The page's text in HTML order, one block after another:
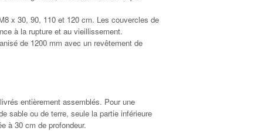
x 30, 90, 110 et 120 cm. Les couvercles de
à la rupture et au vieillissement.
de 1200 mm avec un revêtement de
entièrement assemblés. Pour une
sable ou de terre, seule la partie inférieure
à 30 cm de profondeur.